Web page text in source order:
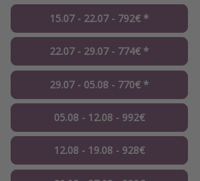
15.07 - 22.07 - 792€ *
22.07 - 29.07 - 774€ *
29.07 - 05.08 - 770€ *
05.08 - 12.08 - 992€
12.08 - 19.08 - 928€